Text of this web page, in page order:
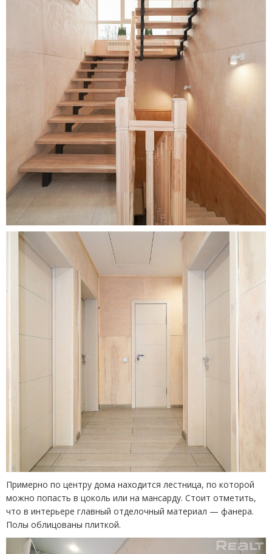
Примерно по центру дома находится лестница, по которой
можно попасть в цоколь или на мансарду. Стоит отметить,
что в интерьере главный отделочный материал — фанера.
Полы облицованы плиткой.